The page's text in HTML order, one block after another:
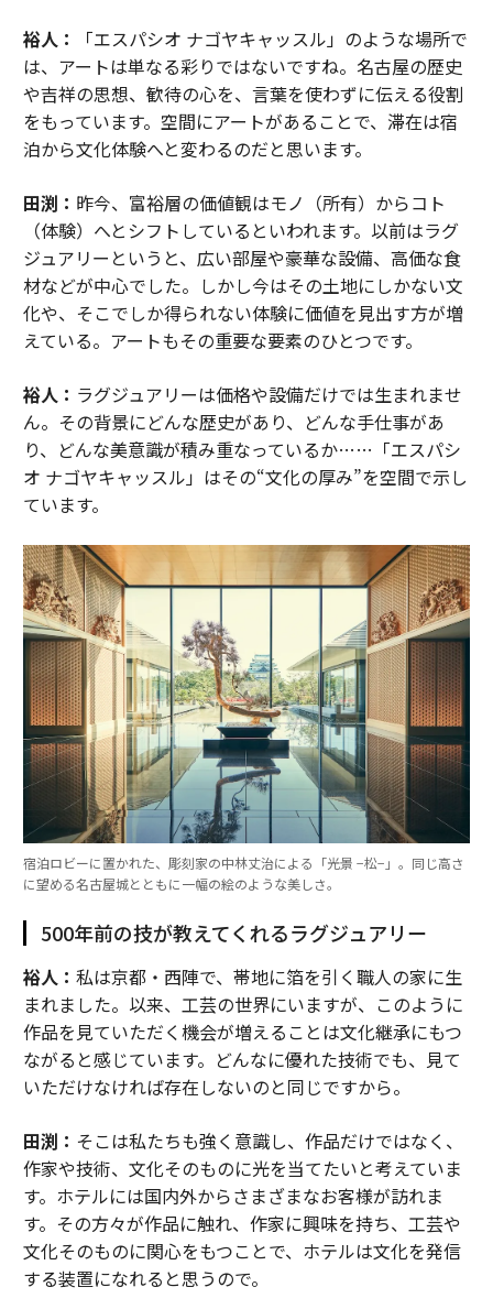
裕人：
「エスパシオ ナゴヤキャッスル」のような場所で
は、アートは単なる彩りではないですね。名古屋の歴史
や吉祥の思想、歓待の心を、言葉を使わずに伝える役割
をもっています。空間にアートがあることで、滞在は宿
泊から文化体験へと変わるのだと思います。
田渕： 昨今、富裕層の価値観はモノ（所有）からコト
（体験）へとシフトしているといわれます。以前はラグ
ジュアリーというと、広い部屋や豪華な設備、高価な食
材などが中心でした。しかし今はその土地にしかない文
化や、そこでしか得られない体験に価値を見出す方が増
えている。アートもその重要な要素のひとつです。
裕人： ラグジュアリーは価格や設備だけでは生まれませ
ん。その背景にどんな歴史があり、どんな手仕事があ
り、どんな美意識が積み重なっているか……「エスパシ
オ ナゴヤキャッスル」はその“文化の厚み”を空間で示し
ています。
宿泊ロビーに置かれた、彫刻家の中林丈治による「光景 −松−」。同じ高さ
に望める名古屋城とともに一幅の絵のような美しさ。
500年前の技が教えてくれるラグジュアリー
裕人： 私は京都・西陣で、帯地に箔を引く職人の家に生
まれました。以来、工芸の世界にいますが、このように
作品を見ていただく機会が増えることは文化継承にもつ
ながると感じています。どんなに優れた技術でも、見て
いただけなければ存在しないのと同じですから。
田渕： そこは私たちも強く意識し、作品だけではなく、
作家や技術、文化そのものに光を当てたいと考えていま
す。ホテルには国内外からさまざまなお客様が訪れま
す。その方々が作品に触れ、作家に興味を持ち、工芸や
文化そのものに関心をもつことで、ホテルは文化を発信
する装置になれると思うので。